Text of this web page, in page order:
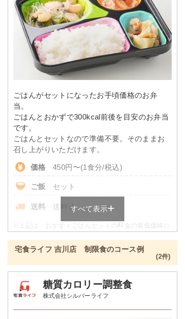
※メニューの補足
-
豆腐ハンバーグの甘酢あんかけ
こんにゃくと春菊の甘辛煮
カニ風味サラダ
竹輪と野菜の胡麻よごし
栄養素
-
※メニューの補足
-
※ その他備考
メニューは日替わりです（メニューは一例です）
塩分 -
タンパク質
脂質 -
糖質 -
カリウム
コレステロール
彩り旬菜のメニュー例
サバの味噌だれがけ
ほうれん草のベーコン和え
豆腐の柚子あんかけ
栄養素
-
※メニューの補足
-
豆腐おろしハンバーグ
ごはんがセットになったお手頃価格のお弁
当。
ごはんとおかずで300kcal前後を目安のお弁当
です。
ごはんとセットなので準備不要。そのままお
召し上がりいただけます。
価格 450円〜(1食分/税込)
ご飯 セット
送料 送料込
※
上記は、おかず＋ごはんセットの料金の最低価格に
彩り旬菜プラスの栄養素例
品数 2～3品
カロリー 329kcal
すべて表示
宅食ライフ 吉川店 制限食のコース例
(2件)
糖質カロリー調整食
株式会社シルバーライフ